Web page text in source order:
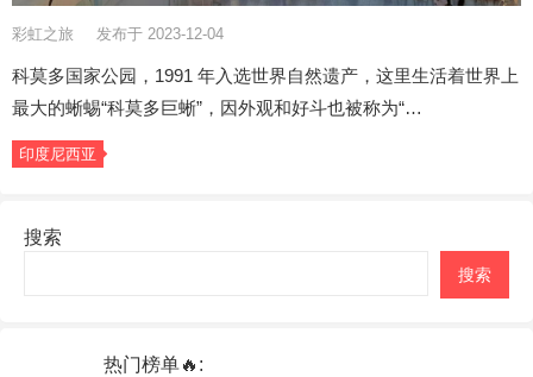
彩虹之旅 发布于 2023-12-04
科莫多国家公园，1991 年入选世界自然遗产，这里生活着世界上
最大的蜥蜴“科莫多巨蜥”，因外观和好斗也被称为“…
印度尼西亚
搜索
搜索
热门榜单🔥: